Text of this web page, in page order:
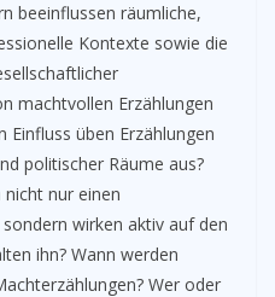
beeinflussen räumliche,
Kontexte sowie die
machtvollen Erzählungen
Einfluss üben Erzählungen
politischer Räume aus?
nicht nur einen
wirken aktiv auf den
ihn? Wann werden
Wer oder